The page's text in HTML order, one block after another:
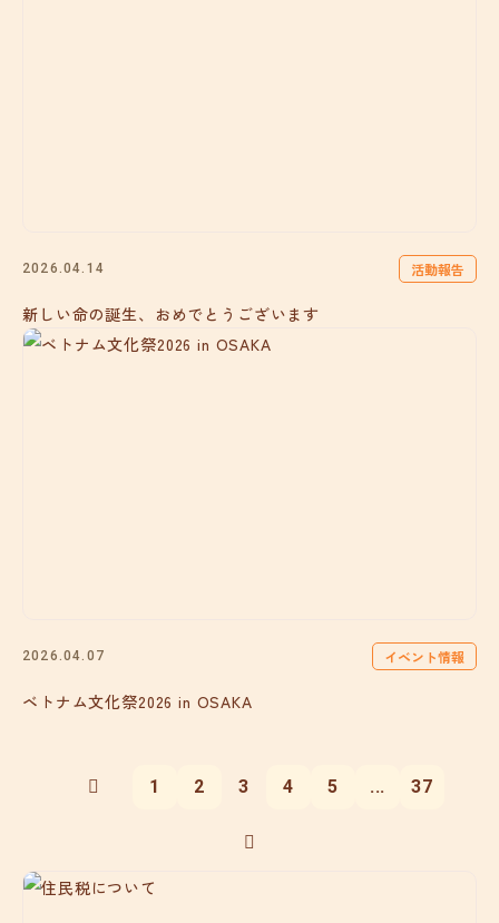
2026.04.14 活動報告
新しい命の誕生、おめでとうございます
2026.04.07 イベント情報
ベトナム文化祭2026 in OSAKA
1 2 3 4 5 ... 37